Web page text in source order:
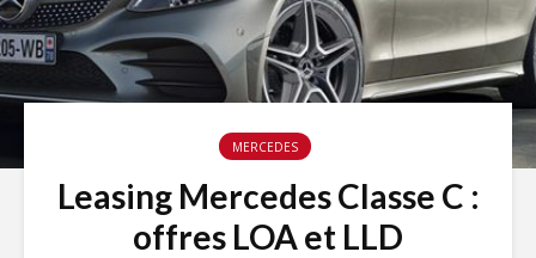
MERCEDES
Leasing Mercedes Classe C :
offres LOA et LLD